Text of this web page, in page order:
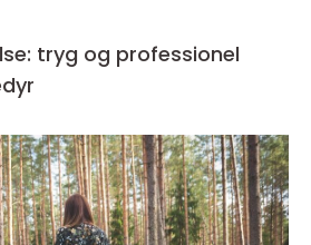
tryg og professionel